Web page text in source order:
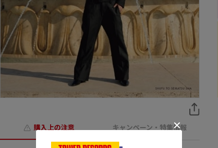
購入上の注意 キャンペーン・特集情報